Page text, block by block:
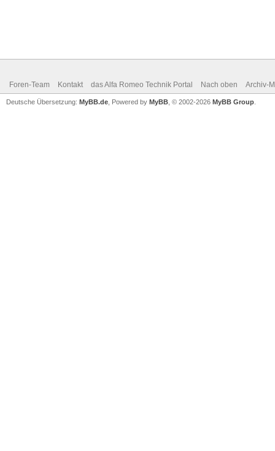
Foren-Team Kontakt das Alfa Romeo Technik Portal Nach oben Archiv-
Deutsche Übersetzung: MyBB.de , Powered by MyBB , © 2002-2026 MyBB Group